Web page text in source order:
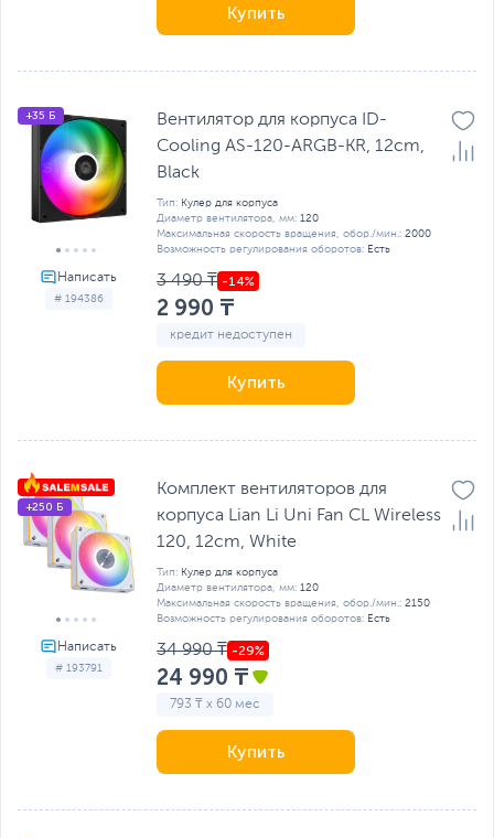
Купить
# 194386
+35 Б
Вентилятор для корпуса ID-
Cooling AS-120-ARGB-KR, 12cm,
Black
Тип: Кулер для корпуса
Диаметр вентилятора, мм: 120
Максимальная скорость вращения, обор./мин.: 2000
Возможность регулирования оборотов: Есть
3 490 ₸
2 990 ₸
кредит недоступен
Купить
# 193791
+250 Б
Комплект вентиляторов для
корпуса Lian Li Uni Fan CL Wireless
120, 12cm, White
Тип: Кулер для корпуса
Диаметр вентилятора, мм: 120
Максимальная скорость вращения, обор./мин.: 2150
Возможность регулирования оборотов: Есть
34 990 ₸
24 990 ₸
793 ₸ x 60 мес
Купить